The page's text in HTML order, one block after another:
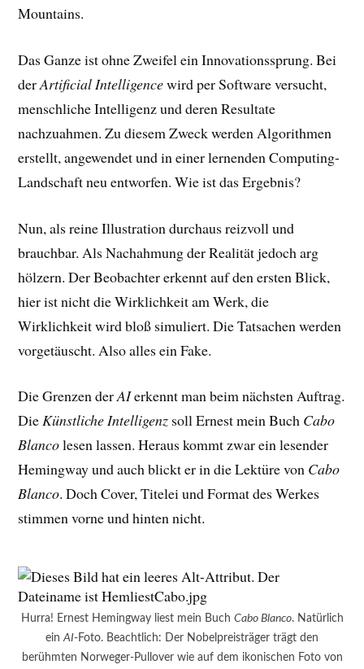
Mountains.
Das Ganze ist ohne Zweifel ein Innovationssprung. Bei
derArtificial Intelligencewird per Software versucht,
menschliche Intelligenz und deren Resultate
nachzuahmen. Zu diesem Zweck werden Algorithmen
erstellt, angewendet und in einer lernenden Computing-
Landschaft neu entworfen. Wie ist das Ergebnis?
Nun, als reine Illustration durchaus reizvoll und
brauchbar. Als Nachahmung der Realität jedoch arg
hölzern. Der Beobachter erkennt auf den ersten Blick,
hier ist nicht die Wirklichkeit am Werk, die
Wirklichkeit wird bloß simuliert. Die Tatsachen werden
vorgetäuscht. Also alles ein Fake.
Die Grenzen derAIerkennt man beim nächsten Auftrag.
DieKünstliche Intelligenz soll Ernest mein Buch Cabo
Blancolesen lassen. Heraus kommt zwar ein lesender
Hemingway und auch blickt er in die Lektüre von Cabo
Blanco. Doch Cover, Titelei und Format des Werkes
stimmen vorne und hinten nicht.
Hurra! Ernest Hemingway liest mein Buch Cabo Blanco. Natürlich
ein AI-Foto. Beachtlich: Der Nobelpreisträger trägt den
berühmten Norweger-Pullover wie auf dem ikonischen Foto von